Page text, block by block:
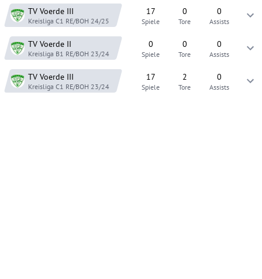
TV Voerde III
Kreisliga C1 RE/BOH 24/25
17
Spiele
0
Tore
0
Assists
TV Voerde II
Kreisliga B1 RE/BOH 23/24
0
Spiele
0
Tore
0
Assists
TV Voerde III
Kreisliga C1 RE/BOH 23/24
17
Spiele
2
Tore
0
Assists